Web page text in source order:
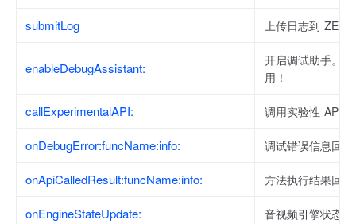
submitLog 上传日志到
enableDebugAssistant:
开启调试助手。
用！
callExperimentalAPI: 调用实验性 API。
onDebugError:funcName:info: 调试错误信息回
onApiCalledResult:funcName:info: 方法执行结果回
onEngineStateUpdate: 音视频引擎状态